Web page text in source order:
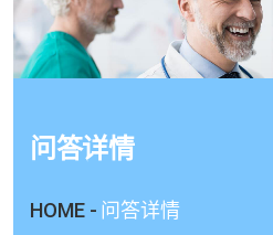
问答详情
HOME - 问答详情